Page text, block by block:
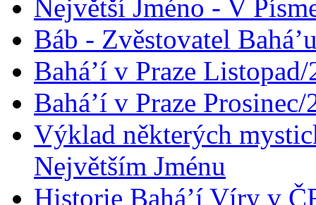
Největší Jméno - V
Báb - Zvěstovatel
Bahá’í v Praze
Bahá’í v Praze Prosinec/
Výklad některých
Největším Jménu
Historie Bahá’í Víry v